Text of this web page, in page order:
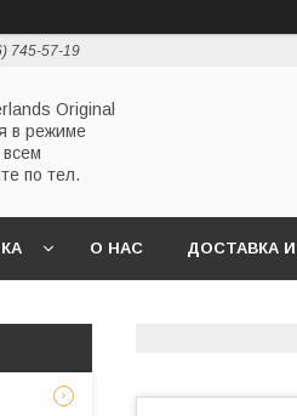
745-57-19
Original
в режиме
по тел.
О НАС ДОСТАВКА